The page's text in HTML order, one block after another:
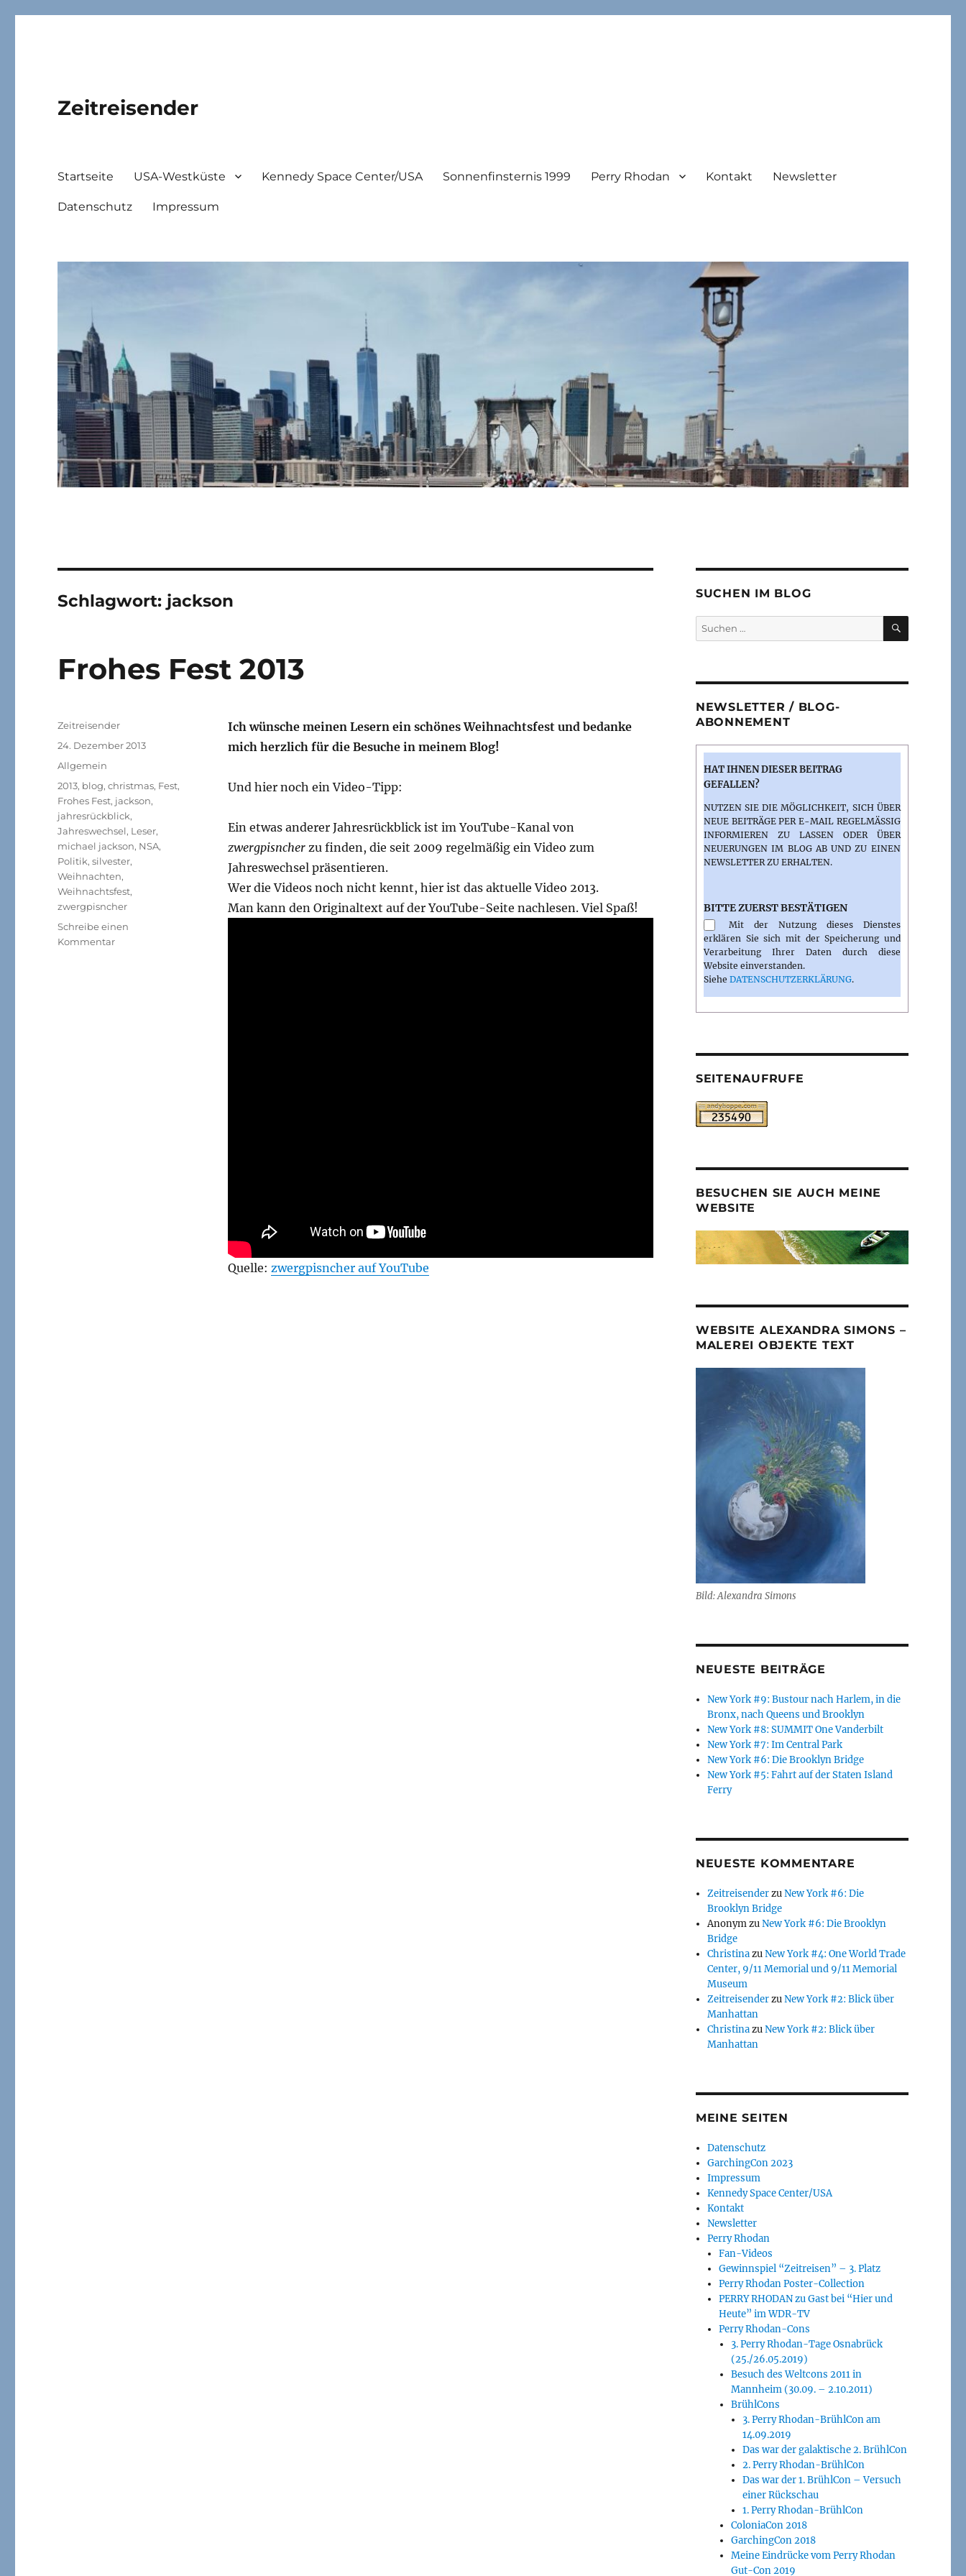
Zeitreisender
Startseite USA-Westküste Kennedy Space Center/USA Sonnenfinsternis 1999 Perry Rhodan Kontakt Newsletter
Datenschutz Impressum
Schlagwort: jackson
Frohes Fest 2013
Ich wünsche meinen Lesern ein schönes Weihnachtsfest und bedanke
mich herzlich für die Besuche in meinem Blog!
Und hier noch ein Video-Tipp:
Ein etwas anderer Jahresrückblick ist im YouTube-Kanal von
zwergpisncherzu finden, die seit 2009 regelmäßig ein Video zum
Jahreswechsel präsentieren.
Wer die Videos noch nicht kennt, hier ist das aktuelle Video 2013.
Man kann den Originaltext auf der YouTube-Seite nachlesen. Viel Spaß!
Quelle: zwergpisncher auf YouTube
Autor
Zeitreisender
Veröffentlicht
am
24. Dezember 2013
Kategorien
Allgemein
Schlagwörter
2013, blog,christmas, Fest,
Frohes Fest, jackson,
jahresrückblick,
Jahreswechsel, Leser,
michael jackson, NSA,
Politik,silvester,
Weihnachten,
Weihnachtsfest,
zwergpisncher
Schreibe einen
Kommentarzu
SUCHEN IM BLOG
Suchen
nach:
SUCHEN
NEWSLETTER / BLOG-
ABONNEMENT
HAT IHNEN DIESER BEITRAG
GEFALLEN?
NUTZEN SIE DIE MÖGLICHKEIT, SICH ÜBER
NEUE BEITRÄGE PER E-MAIL REGELMÄSSIG I
NFORMIEREN ZU LASSEN ODER ÜBER N
EUERUNGEN IM BLOG AB UND ZU EINEN N
EWSLETTER ZU ERHALTEN.
BITTE ZUERST BESTÄTIGEN
Mit der Nutzung dieses Dienstes
erklären Sie sich mit der Speicherung und
Verarbeitung Ihrer Daten durch diese
Website einverstanden.
Siehe DATENSCHUTZERKLÄRUNG.
SEITENAUFRUFE
BESUCHEN SIE AUCH MEINE
WEBSITE
WEBSITE ALEXANDRA SIMONS –
MALEREI OBJEKTE TEXT
Bild: Alexandra Simons
NEUESTE BEITRÄGE
New York #9: Bustour nach Harlem, in die
Bronx, nach Queens und Brooklyn
New York #8: SUMMIT One Vanderbilt
New York #7: Im Central Park
New York #6: Die Brooklyn Bridge
New York #5: Fahrt auf der Staten Island
Ferry
NEUESTE KOMMENTARE
ZeitreisenderzuNew York #6: Die
Brooklyn Bridge
AnonymzuNew York #6: Die Brooklyn
Bridge
ChristinazuNew York #4: One World Trade
Center, 9/11 Memorial und 9/11 Memorial
Museum
ZeitreisenderzuNew York #2: Blick über
Manhattan
ChristinazuNew York #2: Blick über
Manhattan
MEINE SEITEN
Datenschutz
GarchingCon 2023
Impressum
Kennedy Space Center/USA
Kontakt
Newsletter
Perry Rhodan
Fan-Videos
Gewinnspiel “Zeitreisen” – 3. Platz
Perry Rhodan Poster-Collection
PERRY RHODAN zu Gast bei “Hier und
Heute” im WDR-TV
Perry Rhodan-Cons
3. Perry Rhodan-Tage Osnabrück
(25./26.05.2019)
Besuch des Weltcons 2011 in
Mannheim (30.09. – 2.10.2011)
BrühlCons
3. Perry Rhodan-BrühlCon am
14.09.2019
Das war der galaktische 2. BrühlCon
2. Perry Rhodan-BrühlCon
Das war der 1. BrühlCon – Versuch
einer Rückschau
1. Perry Rhodan-BrühlCon
ColoniaCon 2018
GarchingCon 2018
Meine Eindrücke vom Perry Rhodan
Gut-Con 2019